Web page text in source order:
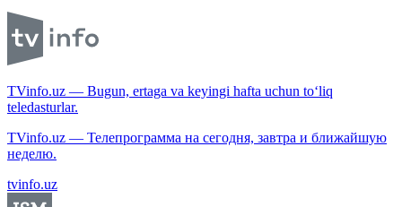
TVinfo.uz — Bugun, ertaga va keyingi hafta uchun to‘liq
teledasturlar.
TVinfo.uz — Телепрограмма на сегодня, завтра и ближайшую
неделю.
tvinfo.uz